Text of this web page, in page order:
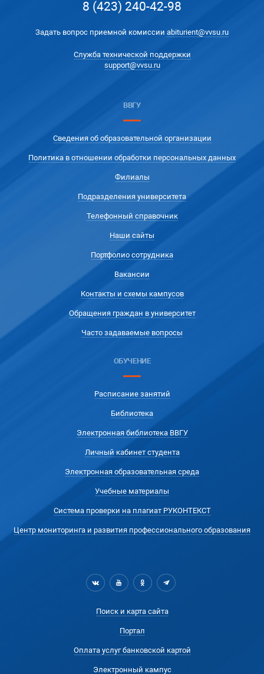
8 (423) 240-42-98
Задать вопрос приемной комиссии abiturient@vvsu.ru
Служба технической поддержки
support@vvsu.ru
ВВГУ
Сведения об образовательной организации
Политика в отношении обработки персональных данных
Филиалы
Подразделения университета
Телефонный справочник
Наши сайты
Портфолио сотрудника
Вакансии
Контакты и схемы кампусов
Обращения граждан в университет
Часто задаваемые вопросы
ОБУЧЕНИЕ
Расписание занятий
Библиотека
Электронная библиотека ВВГУ
Личный кабинет студента
Электронная образовательная среда
Учебные материалы
Система проверки на плагиат РУКОНТЕКСТ
Центр мониторинга и развития профессионального образования
Поиск и карта сайта
Портал
Оплата услуг банковской картой
Электронный кампус